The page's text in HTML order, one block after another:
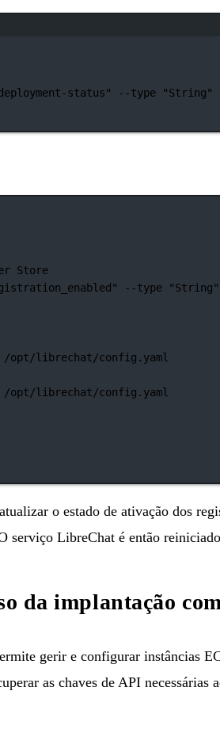
status" --type "String"
Store
--type "String"
/opt/librechat/config.yaml
/opt/librechat/config.yaml
o estado de ativação dos
LibreChat é então
da implantação
gerir e configurar instâncias
as chaves de API necessárias